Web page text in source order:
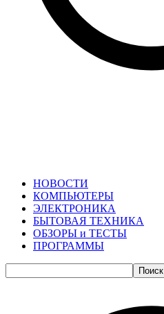
НОВОСТИ
КОМПЬЮТЕРЫ
ЭЛЕКТРОНИКА
БЫТОВАЯ ТЕХНИКА
ОБЗОРЫ и ТЕСТЫ
ПРОГРАММЫ
Поиск